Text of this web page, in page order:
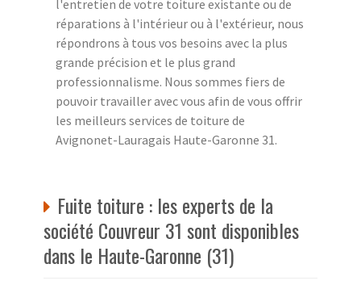
l'entretien de votre toiture existante ou de
réparations à l'intérieur ou à l'extérieur, nous
répondrons à tous vos besoins avec la plus
grande précision et le plus grand
professionnalisme. Nous sommes fiers de
pouvoir travailler avec vous afin de vous offrir
les meilleurs services de toiture de
Avignonet-Lauragais Haute-Garonne 31.
Fuite toiture : les experts de la
société Couvreur 31 sont disponibles
dans le Haute-Garonne (31)